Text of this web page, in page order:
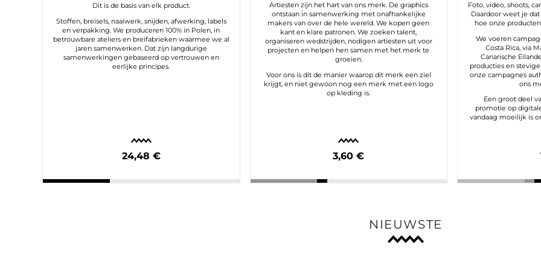
Dit is de basis van elk product.
Stoffen, breisels, naaiwerk, snijden, afwerking, labels
en verpakking. We produceren 100% in Polen, in
betrouwbare ateliers en breifabrieken waarmee we al
jaren samenwerken. Dat zijn langdurige
samenwerkingen gebaseerd op vertrouwen en
eerlijke principes.
24,48 €
Artiesten zijn het hart van ons merk. De graphics
ontstaan in samenwerking met onafhankelijke
makers van over de hele wereld. We kopen geen
kant en klare patronen. We zoeken talent,
organiseren wedstrijden, nodigen artiesten uit voor
projecten en helpen hen samen met het merk te
groeien.
Voor ons is dit de manier waarop dit merk een ziel
krijgt, en niet gewoon nog een merk met een logo
op kleding is.
3,60 €
Foto, video, shoots,
Daardoor weet je
hoe onze
We voeren
Costa Rica, via
Canarische
producties en
onze campagnes
ons
Een groot deel
promotie op
vandaag moeilijk is
NIEUWSTE